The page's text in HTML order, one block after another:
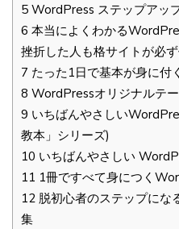
5 WordPress ステップアッ
6 本当によくわかる
挫折した人も格サイトが必
7 たった1日で基本が身に付
8 WordPressオリジナルテ
9 いちばんやさしい
教本」シリーズ)
10 いちばんやさしい
11 1冊ですべて身につく
12 脱初心者のステップにな
集